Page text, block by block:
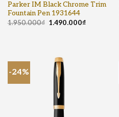
Parker IM Black Chrome Trim
Fountain Pen 1931644
1.950.000₫ 1.490.000₫
-24%